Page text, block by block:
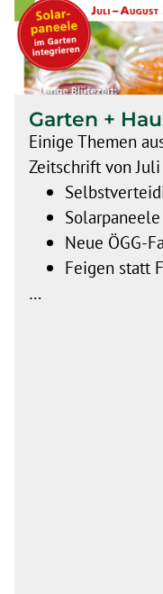
Garten +
Einige Themen
Zeitschrift von
Neue ÖGG-
Feigen statt
…